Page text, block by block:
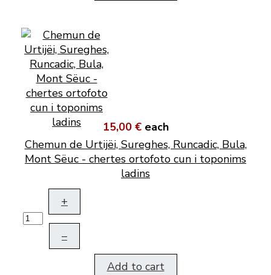
15,00 € each
Chemun de Urtijëi, Sureghes, Runcadic, Bula,
Mont Sëuc - chertes ortofoto cun i toponims
ladins
+
–
Add to cart